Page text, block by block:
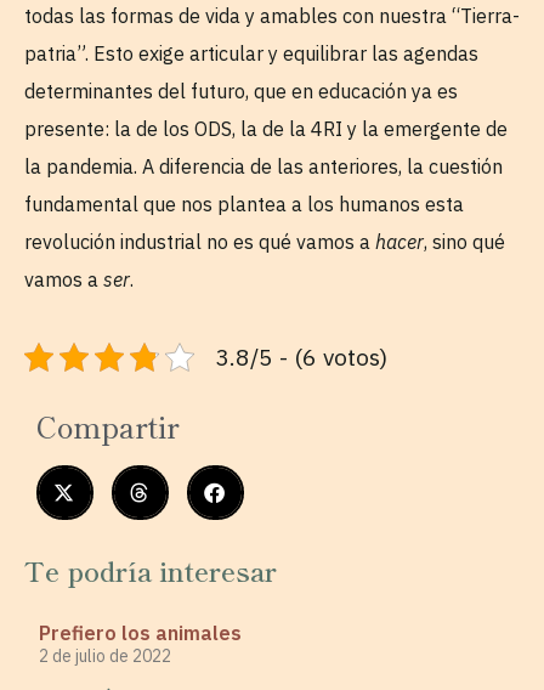
todas las formas de vida y amables con nuestra “Tierra-
patria”. Esto exige articular y equilibrar las agendas
determinantes del futuro, que en educación ya es
presente: la de los ODS, la de la 4RI y la emergente de
la pandemia. A diferencia de las anteriores, la cuestión
fundamental que nos plantea a los humanos esta
revolución industrial no es qué vamos a hacer, sino qué
vamos a ser.
3.8/5 - (6 votos)
Compartir
Te podría interesar
Prefiero los animales
2 de julio de 2022